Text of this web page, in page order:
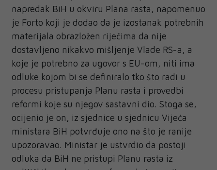
napredak BiH u okviru Plana rasta, napomenuo
je Forto koji je dodao da je izostanak potrebnih
materijala obrazložen riječima da nije
dostavljeno nikakvo mišljenje Vlade RS-a, a
koje je potrebno za ugovor s EU-om, niti ima
odluke kojom bi se definiralo tko što radi u
procesu pristupanja Planu rasta i provedbi
reformi koje su njegov sastavni dio. Stoga se,
ocijenio je on, iz sjednice u sjednicu Vijeća
ministara BiH potvrđuje ono na što je ranije
upozoravao. Ministar je ustvrdio da postoji
odluka da BiH ne pristupi Planu rasta iz